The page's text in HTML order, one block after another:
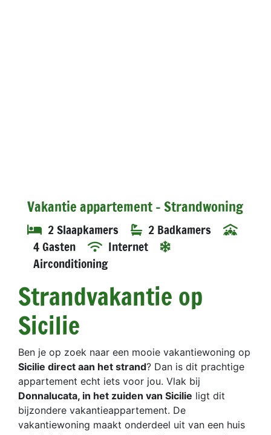
Vakantie appartement - Strandwoning
2 Slaapkamers
2 Badkamers
4 Gasten
Internet
Airconditioning
Strandvakantie op
Sicilie
Ben je op zoek naar een mooie vakantiewoning op
Sicilie direct aan het strand? Dan is dit prachtige
appartement echt iets voor jou. Vlak bij
Donnalucata, in het zuiden van Sicilie ligt dit
bijzondere vakantieappartement. De
vakantiewoning maakt onderdeel uit van een huis